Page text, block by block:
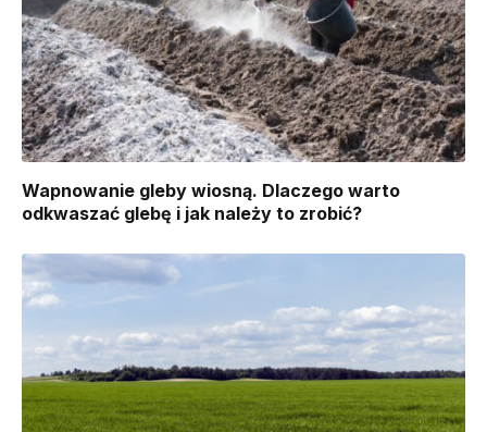
Wapnowanie gleby wiosną. Dlaczego warto
odkwaszać glebę i jak należy to zrobić?